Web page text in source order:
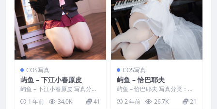
COS写真
屿鱼 – 下江小春原皮
屿鱼 – 下江小春原皮 写真分
类：唯美，参与模特：屿鱼 [资
源大小]：[33P／...
1 年前 34.0K 41
COS写真
屿鱼 – 恰巴耶夫
屿鱼 – 恰巴耶夫 写真分类：唯
美，参与模特：屿鱼 [套图大
小]：[24P／21...
2 年前 26.7K 21